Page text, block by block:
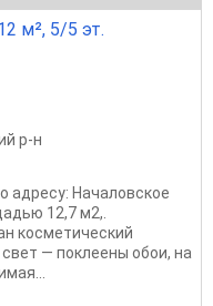
м², 5/5 эт.
р-н
адресу: Началовское
12,7 м2,.
косметический
— поклеены обои, на